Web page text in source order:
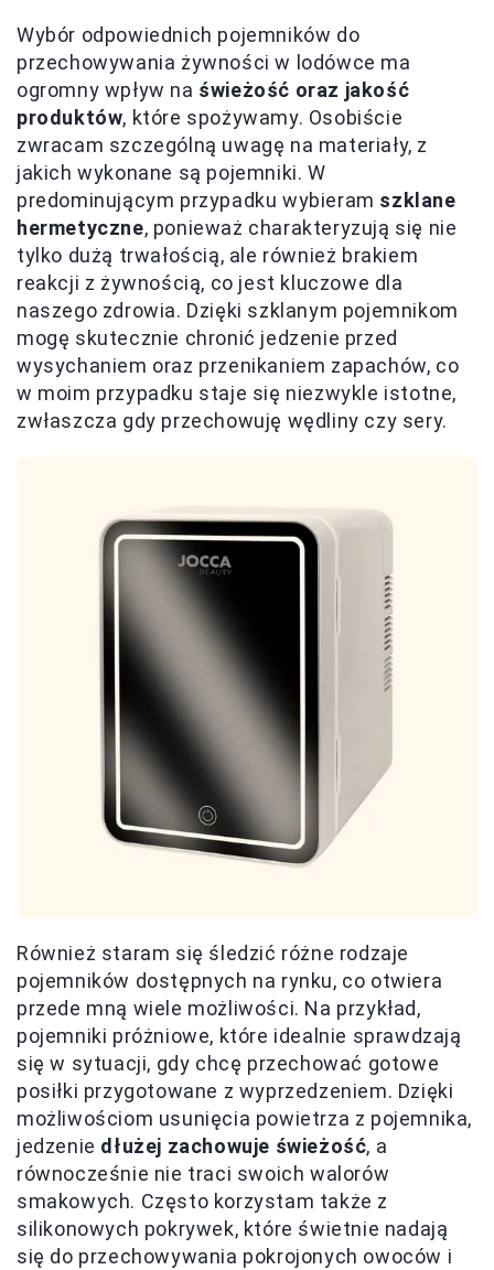
Wybór odpowiednich pojemników do
przechowywania żywności w lodówce ma
ogromny wpływ na świeżość oraz jakość
produktów, które spożywamy. Osobiście
zwracam szczególną uwagę na materiały, z
jakich wykonane są pojemniki. W
predominującym przypadku wybieram szklane
hermetyczne, ponieważ charakteryzują się nie
tylko dużą trwałością, ale również brakiem
reakcji z żywnością, co jest kluczowe dla
naszego zdrowia. Dzięki szklanym pojemnikom
mogę skutecznie chronić jedzenie przed
wysychaniem oraz przenikaniem zapachów, co
w moim przypadku staje się niezwykle istotne,
zwłaszcza gdy przechowuję wędliny czy sery.
Również staram się śledzić różne rodzaje
pojemników dostępnych na rynku, co otwiera
przede mną wiele możliwości. Na przykład,
pojemniki próżniowe, które idealnie sprawdzają
się w sytuacji, gdy chcę przechować gotowe
posiłki przygotowane z wyprzedzeniem. Dzięki
możliwościom usunięcia powietrza z pojemnika,
jedzenie dłużej zachowuje świeżość, a
równocześnie nie traci swoich walorów
smakowych. Często korzystam także z
silikonowych pokrywek, które świetnie nadają
się do przechowywania pokrojonych owoców i